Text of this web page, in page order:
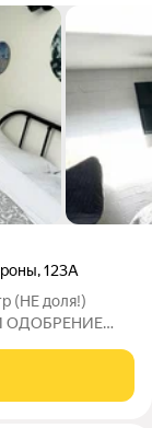
,123А
(НЕ доля!)
OДOБPEНИЕ
и тех, кто ищет